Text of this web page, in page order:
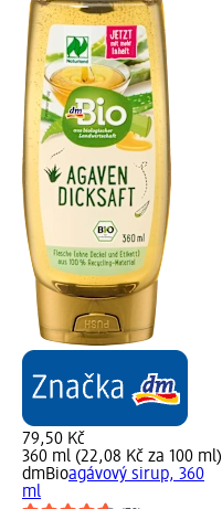
79,50 Kč
360 ml (22,08 Kč za 100 ml)
dmBioagávový sirup, 360
ml